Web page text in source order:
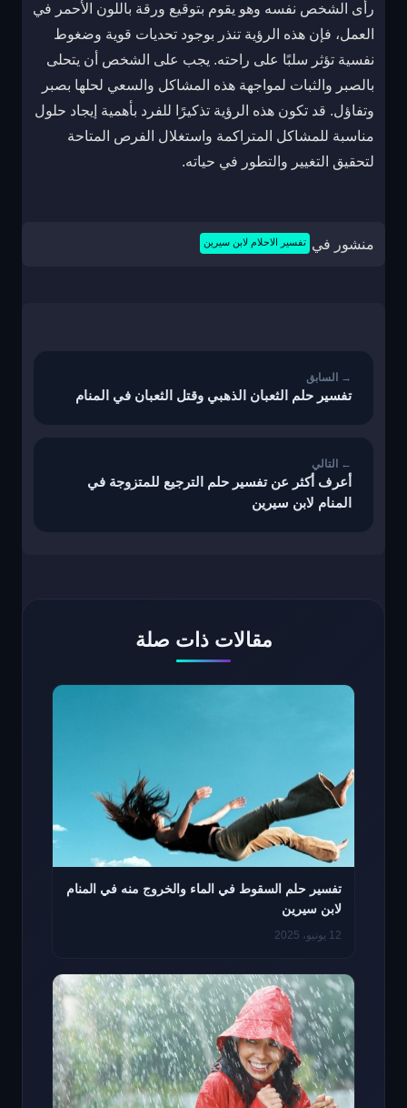
رأى الشخص نفسه وهو يقوم بتوقيع ورقة باللون الأحمر في
العمل، فإن هذه الرؤية تنذر بوجود تحديات قوية وضغوط
نفسية تؤثر سلبًا على راحته. يجب على الشخص أن يتحلى
بالصبر والثبات لمواجهة هذه المشاكل والسعي لحلها بصبر
وتفاؤل. قد تكون هذه الرؤية تذكيرًا للفرد بأهمية إيجاد حلول
مناسبة للمشاكل المتراكمة واستغلال الفرص المتاحة
لتحقيق التغيير والتطور في حياته.
منشور في تفسير الاحلام لابن سيرين
تفسير حلم الثعبان الذهبي وقتل الثعبان في المنام
أعرف أكثر عن تفسير حلم الترجيع للمتزوجة في
المنام لابن سيرين
مقالات ذات صلة
تفسير حلم السقوط في الماء والخروج منه في المنام
لابن سيرين
12 يونيو، 2025